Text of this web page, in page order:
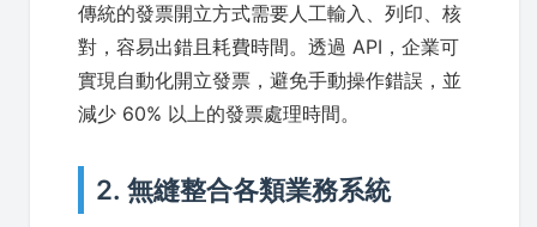
傳統的發票開立方式需要人工輸入、列印、核
對，容易出錯且耗費時間。透過 API，企業可
實現自動化開立發票，避免手動操作錯誤，並
減少 60% 以上的發票處理時間。
2. 無縫整合各類業務系統